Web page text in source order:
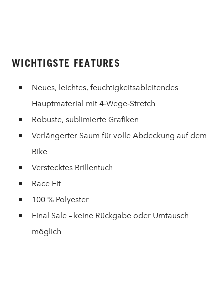
WICHTIGSTE FEATURES
Neues, leichtes, feuchtigkeitsableitendes
Hauptmaterial mit 4‑Wege‑Stretch
Robuste, sublimierte Grafiken
Verlängerter Saum für volle Abdeckung auf dem
Bike
Verstecktes Brillentuch
Race Fit
100 % Polyester
Final Sale – keine Rückgabe oder Umtausch
möglich